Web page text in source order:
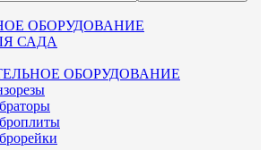
ОБОРУДОВАНИЕ
САДА
ОБОРУДОВАНИЕ